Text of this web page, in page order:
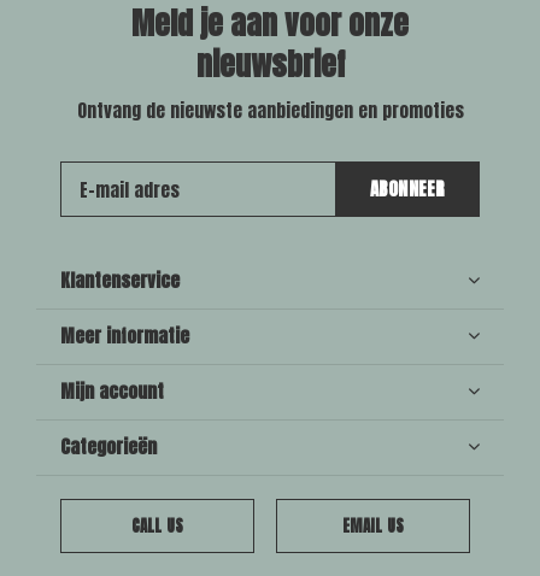
Meld je aan voor onze
nieuwsbrief
Ontvang de nieuwste aanbiedingen en promoties
ABONNEER
Klantenservice
Meer informatie
Mijn account
Categorieën
CALL US EMAIL US